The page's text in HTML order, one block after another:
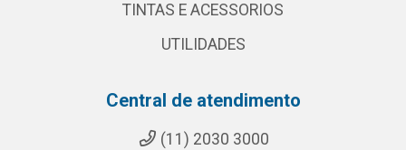
TINTAS E ACESSORIOS
UTILIDADES
Central de atendimento
(11) 2030 3000